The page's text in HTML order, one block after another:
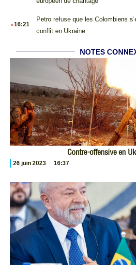
.16:21
Petro refuse que les Colombiens
conflit en Ukraine
NOTES
Contre-offensive en
26 juin 2023 16:37